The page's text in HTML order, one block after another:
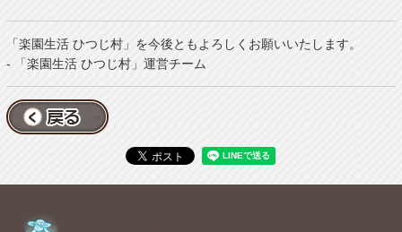
「楽園生活 ひつじ村」を今後ともよろしくお願いいたします。
- 「楽園生活 ひつじ村」運営チーム